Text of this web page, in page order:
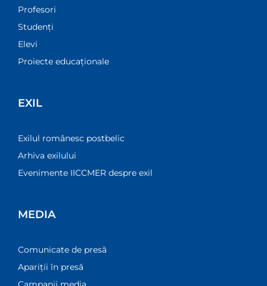
Profesori
Studenți
Elevi
Proiecte educaționale
EXIL
Exilul românesc postbelic
Arhiva exilului
Evenimente IICCMER despre exil
MEDIA
Comunicate de presă
Apariții în presă